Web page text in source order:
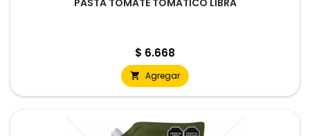
PASTA TOMATE TOMATICO LIBRA
Precio
$ 6.668
 Agregar